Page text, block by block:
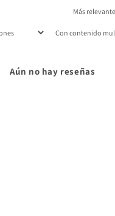
Con contenido
Aún no hay reseñas